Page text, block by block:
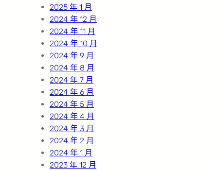
2025 年 1 月
2024 年 12 月
2024 年 11 月
2024 年 10 月
2024 年 9 月
2024 年 8 月
2024 年 7 月
2024 年 6 月
2024 年 5 月
2024 年 4 月
2024 年 3 月
2024 年 2 月
2024 年 1 月
2023 年 12 月